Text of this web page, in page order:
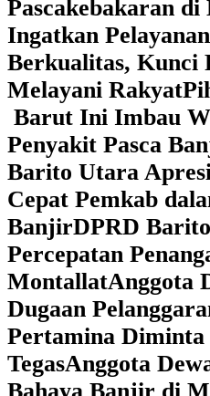
Pascakebakaran di
Ingatkan
Berkualitas, Kunci
Melayani Rakyat
Barut Ini Imbau
Penyakit Pasca
Barito Utara
Cepat Pemkab
BanjirDPRD
Percepatan
MontallatAnggota
Dugaan
Pertamina
TegasAnggota